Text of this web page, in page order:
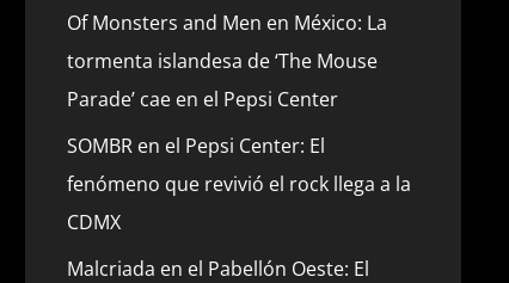
Of Monsters and Men en México: La
tormenta islandesa de ‘The Mouse
Parade’ cae en el Pepsi Center
SOMBR en el Pepsi Center: El
fenómeno que revivió el rock llega a la
CDMX
Malcriada en el Pabellón Oeste: El